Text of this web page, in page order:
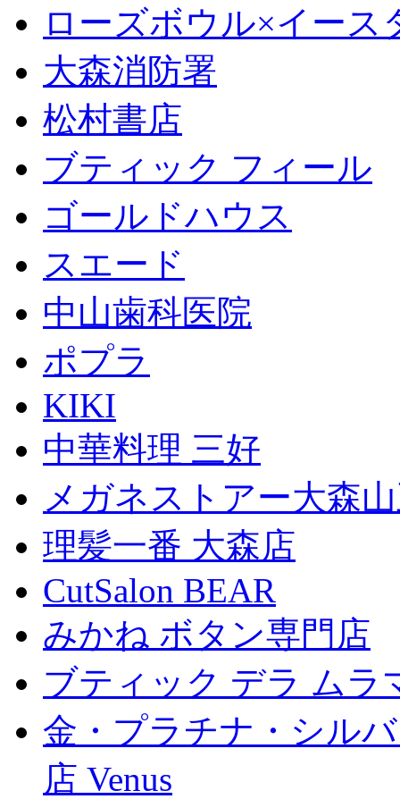
ローズボウル×イース
大森消防署
松村書店
ブティック フィール
ゴールドハウス
スエード
中山歯科医院
ポプラ
KIKI
中華料理 三好
メガネストアー大森
理髪一番 大森店
CutSalon BEAR
みかね ボタン専門店
ブティック デラ ムラ
金・プラチナ・シル
店 Venus